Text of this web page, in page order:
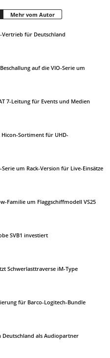
Mehr vom Autor
für Deutschland
auf die VIO-Serie um
7-Leitung für Events und Medien
Sortiment für UHD-
um Rack-Version für Live-Einsätze
Familie um Flaggschiffmodell VS25
SVB1 investiert
Schwerlasttraverse iM-Type
für Barco-Logitech-Bundle
als Audiopartner